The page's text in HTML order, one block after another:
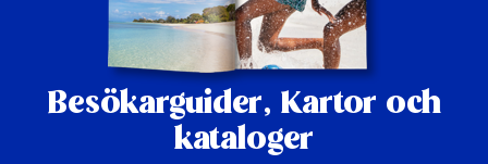
Besökarguider, Kartor och
kataloger